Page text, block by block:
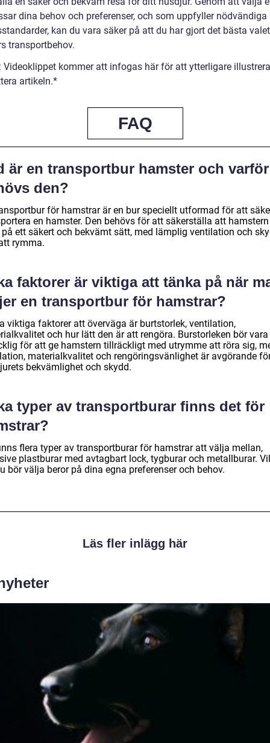
dina behov och preferenser, och som uppfyller nödvändiga
kan du vara säker på att du har gjort det bästa
transportbehov.
Videoklippet kommer att infogas här för att ytterligare
artikeln.*
FAQ
är en transportbur hamster och varför
den?
för hamstrar är en bur speciellt utformad för att
en hamster. Den behövs för att säkerställa att hamstern
på ett säkert och bekvämt sätt, med lämplig ventilation och
rymma.
faktorer är viktiga att tänka på när
en transportbur för hamstrar?
viktiga faktorer att överväga är burtstorlek, ventilation,
och hur lätt den är att rengöra. Burstorleken bör vara
för att ge hamstern tillräckligt med utrymme att röra sig,
materialkvalitet och rengöringsvänlighet är avgörande
bekvämlighet och skydd.
typer av transportburar finns det för
flera typer av transportburar för hamstrar att välja mellan,
plastburar med avtagbart lock, tygburar och metallburar.
bör välja beror på dina egna preferenser och behov.
Läs fler inlägg här